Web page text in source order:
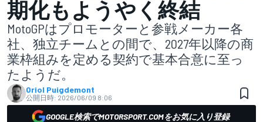
期化もようやく終結
MotoGPはプロモーターと参戦メーカー各
社、独立チームとの間で、2027年以降の商
業枠組みを定める契約で基本合意に至っ
たようだ。
Oriol Puigdemont
公開日時: 2026/06/09 8:06
GOOGLE検索でMOTORSPORT.COMをお気に入り登録